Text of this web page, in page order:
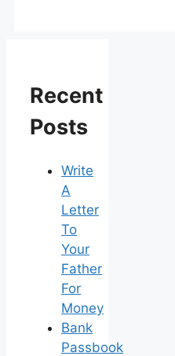
Recent
Posts
Write
A
Letter
To
Your
Father
For
Money
Bank
Passbook